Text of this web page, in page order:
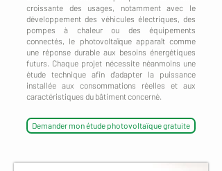
croissante des usages, notamment avec le
développement des véhicules électriques, des
pompes à chaleur ou des équipements
connectés, le photovoltaïque apparaît comme
une réponse durable aux besoins énergétiques
futurs. Chaque projet nécessite néanmoins une
étude technique afin d'adapter la puissance
installée aux consommations réelles et aux
caractéristiques du bâtiment concerné.
Demander mon étude photovoltaïque gratuite